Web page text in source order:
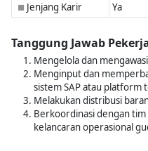
■ Jenjang Karir Ya
Tanggung Jawab
Mengelola dan
Menginput dan
sistem SAP atau platform
Melakukan distribusi
Berkoordinasi dengan
kelancaran operasional